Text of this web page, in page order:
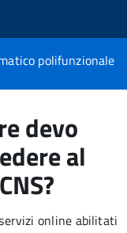
polifunzionale
devo
al
online abilitati